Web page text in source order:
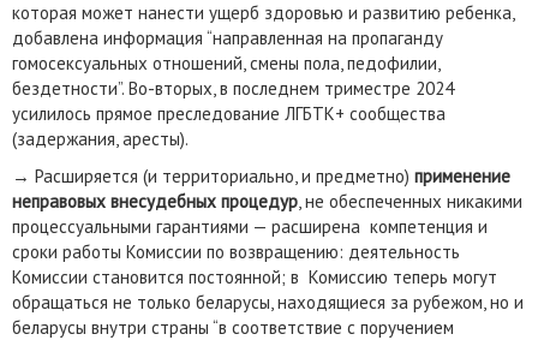
которая может нанести ущерб здоровью и развитию ребенка,
добавлена информация “направленная на пропаганду
гомосексуальных отношений, смены пола, педофилии,
бездетности”. Во-вторых, в последнем триместре 2024
усилилось прямое преследование ЛГБТК+ сообщества
(задержания, аресты).
→ Расширяется (и территориально, и предметно) применение
неправовых внесудебных процедур, не обеспеченных никакими
процессуальными гарантиями — расширена компетенция и
сроки работы Комиссии по возвращению: деятельность
Комиссии становится постоянной; в Комиссию теперь могут
обращаться не только беларусы, находящиеся за рубежом, но и
беларусы внутри страны “в соответствие с поручением